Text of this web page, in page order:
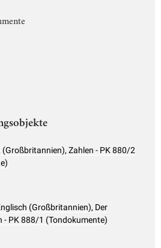
(Großbritannien), Zahlen - PK 880/2
(Großbritannien), Der
- PK 888/1 (Tondokumente)